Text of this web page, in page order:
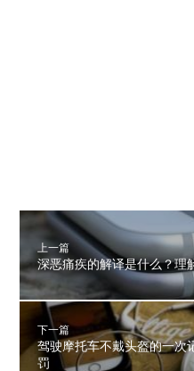
上一篇
深恶痛疾的解译是什么？理
下一篇
驾驶摩托车不戴头盔的一次
罚